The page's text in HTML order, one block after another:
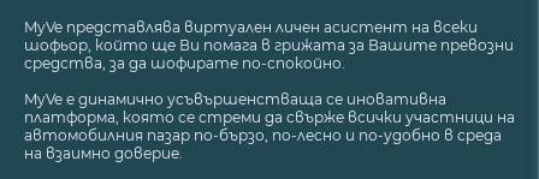
MyVe представлява виртуален личен асистент на всеки
шофьор, който ще Ви помага в грижата за Вашите превозни
средства, за да шофирате по-спокойно.
MyVe е динамично усъвършенстваща се иновативна
платформа, която се стреми да свърже всички участници на
автомобилния пазар по-бързо, по-лесно и по-удобно в среда
на взаимно доверие.